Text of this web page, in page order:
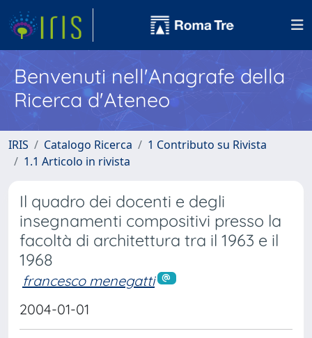
Benvenuti nell'Anagrafe della
Ricerca d'Ateneo
IRIS Catalogo Ricerca
1 Contributo su Rivista
1.1 Articolo in rivista
Il quadro dei docenti e degli
insegnamenti compositivi presso la
facoltà di architettura tra il 1963 e il
1968
francesco menegatti
2004-01-01